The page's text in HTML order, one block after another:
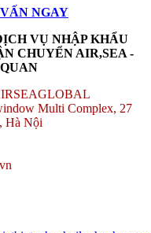
NGAY
VỤ NHẬP KHẨU
CHUYỂN AIR,SEA -
Multi Complex, 27
Hà Nội